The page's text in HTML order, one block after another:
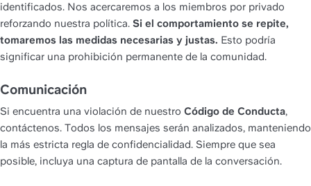
identificados. Nos acercaremos a los miembros por privado
reforzando nuestra política. Si el comportamiento se repite,
tomaremos las medidas necesarias y justas. Esto podría
significar una prohibición permanente de la comunidad.
Comunicación
Si encuentra una violación de nuestro Código de Conducta,
contáctenos. Todos los mensajes serán analizados, manteniendo
la más estricta regla de confidencialidad. Siempre que sea
posible, incluya una captura de pantalla de la conversación.